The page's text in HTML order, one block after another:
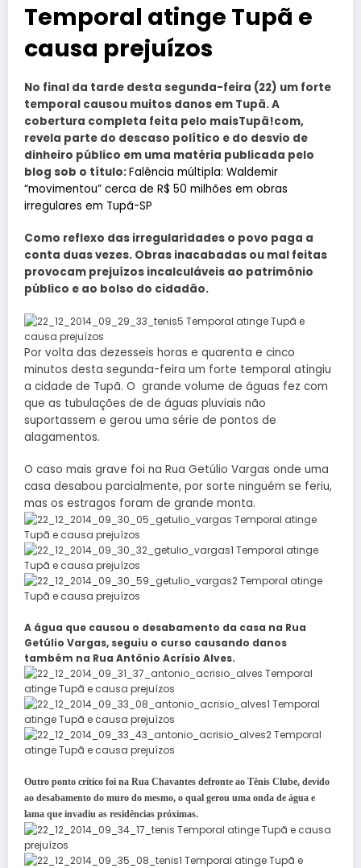
Temporal atinge Tupã e
causa prejuízos
No final da tarde desta segunda-feira (22) um forte
temporal causou muitos danos em Tupã. A
cobertura completa feita pelo maisTupã!com,
revela parte do descaso político e do desvio de
dinheiro público em uma matéria publicada pelo
blog sob o título:Falência múltipla: Waldemir
“movimentou” cerca de R$ 50 milhões em obras
irregulares em Tupã-SP
Como reflexo das irregularidades o povo paga a
conta duas vezes. Obras inacabadas ou mal feitas
provocam prejuízos incalculáveis ao patrimônio
público e ao bolso do cidadão.
Por volta das dezesseis horas e quarenta e cinco
minutos desta segunda-feira um forte temporal atingiu
a cidade de Tupã. O grande volume de águas fez com
que as tubulações de de águas pluviais não
suportassem e gerou uma série de pontos de
alagamentos.
O caso mais grave foi na Rua Getúlio Vargas onde uma
casa desabou parcialmente, por sorte ninguém se feriu,
mas os estragos foram de grande monta.
A água que causou o desabamento da casa na Rua
Getúlio Vargas, seguiu o curso causando danos
também na Rua Antônio Acrísio Alves.
Outro ponto crítico foi na Rua Chavantes defronte ao Tênis Clube, devido
ao desabamento do muro do mesmo, o qual gerou uma onda de água e
lama que invadiu as residências próximas.